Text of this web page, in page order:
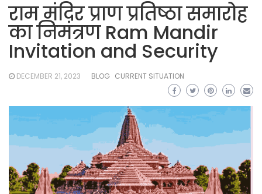
राम मंदिर प्राण प्रतिष्ठा समारोह
का निमंत्रण Ram Mandir
Invitation and Security
DECEMBER 21, 2023 BLOG CURRENT SITUATION